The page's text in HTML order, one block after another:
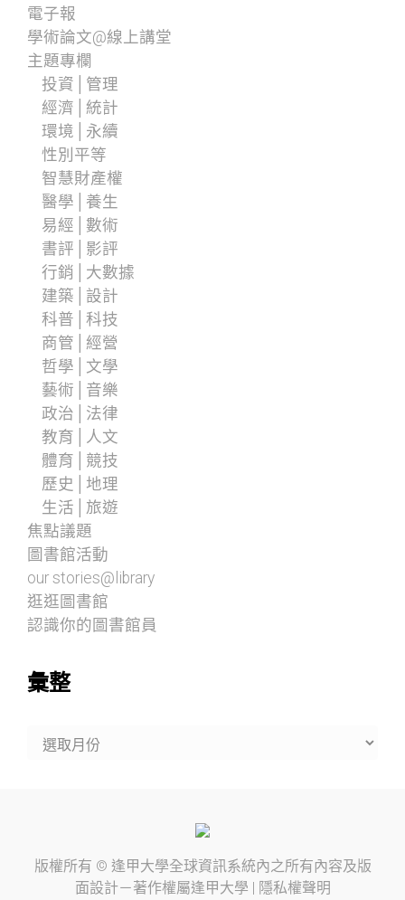
電子報
學術論文@線上講堂
主題專欄
投資│管理
經濟│統計
環境│永續
性別平等
智慧財產權
醫學│養生
易經│數術
書評│影評
行銷│大數據
建築│設計
科普│科技
商管│經營
哲學│文學
藝術│音樂
政治│法律
教育│人文
體育│競技
歷史│地理
生活│旅遊
焦點議題
圖書館活動
our stories@library
逛逛圖書館
認識你的圖書館員
彙整
版權所有 © 逢甲大學全球資訊系統內之所有內容及版
面設計－著作權屬逢甲大學 | 隱私權聲明